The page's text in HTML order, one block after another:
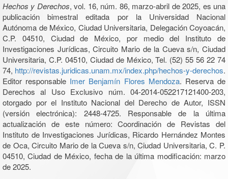
Hechos y Derechos, vol. 16, núm. 86, marzo-abril de 2025, es una
publicación bimestral editada por la Universidad Nacional
Autónoma de México, Ciudad Universitaria, Delegación Coyoacán,
C.P. 04510, Ciudad de México, por medio del Instituto de
Investigaciones Jurídicas, Circuito Mario de la Cueva s/n, Ciudad
Universitaria, C.P. 04510, Ciudad de México, Tel. (52) 55 56 22 74
74, http://revistas.juridicas.unam.mx/index.php/hechos-y-derechos.
Editor responsable Imer Benjamín Flores Mendoza. Reserva de
Derechos al Uso Exclusivo núm. 04-2014-052217121400-203,
otorgado por el Instituto Nacional del Derecho de Autor, ISSN
(versión electrónica): 2448-4725. Responsable de la última
actualización de este número: Coordinación de Revistas del
Instituto de Investigaciones Jurídicas, Ricardo Hernández Montes
de Oca, Circuito Mario de la Cueva s/n, Ciudad Universitaria, C. P.
04510, Ciudad de México, fecha de la última modificación: marzo
de 2025.